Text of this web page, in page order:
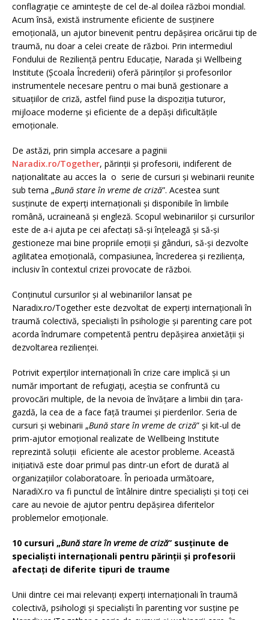
conflagrație ce amintește de cel de-al doilea război mondial.
Acum însă, există instrumente eficiente de susținere
emoțională, un ajutor binevenit pentru depășirea oricărui tip de
traumă, nu doar a celei create de război. Prin intermediul
Fondului de Rezilienţă pentru Educaţie, Narada şi Wellbeing
Institute (Şcoala Încrederii) oferă părinților și profesorilor
instrumentele necesare pentru o mai bună gestionare a
situațiilor de criză, astfel fiind puse la dispoziția tuturor,
mijloace moderne și eficiente de a depăși dificultățile
emoționale.
De astăzi, prin simpla accesare a paginii
Naradix.ro/Together, părinții și profesorii, indiferent de
naționalitate au acces la o serie de cursuri și webinarii reunite
sub tema „Bună stare în vreme de criză”. Acestea sunt
susținute de experți internaționali și disponibile în limbile
română, ucraineană și engleză. Scopul webinariilor și cursurilor
este de a-i ajuta pe cei afectați să-și înțeleagă și să-și
gestioneze mai bine propriile emoții și gânduri, să-și dezvolte
agilitatea emoțională, compasiunea, încrederea și reziliența,
inclusiv în contextul crizei provocate de război.
Conținutul cursurilor și al webinariilor lansat pe
Naradix.ro/Together este dezvoltat de experți internaționali în
traumă colectivă, specialiști în psihologie și parenting care pot
acorda îndrumare competentă pentru depășirea anxietății și
dezvoltarea rezilienței.
Potrivit experților internaționali în crize care implică și un
număr important de refugiați, aceștia se confruntă cu
provocări multiple, de la nevoia de învățare a limbii din țara-
gazdă, la cea de a face față traumei și pierderilor. Seria de
cursuri și webinarii „Bună stare în vreme de criză” și kit-ul de
prim-ajutor emoțional realizate de Wellbeing Institute
reprezintă soluții eficiente ale acestor probleme. Această
inițiativă este doar primul pas dintr-un efort de durată al
organizațiilor colaboratoare. În perioada următoare,
NaradiX.ro va fi punctul de întâlnire dintre specialiști și toți cei
care au nevoie de ajutor pentru depășirea diferitelor
problemelor emoționale.
10 cursuri „Bună stare în vreme de criză” susținute de
specialiști internaționali pentru părinții și profesorii
afectați de diferite tipuri de traume
Unii dintre cei mai relevanți experți internaționali în traumă
colectivă, psihologi și specialiști în parenting vor susține pe